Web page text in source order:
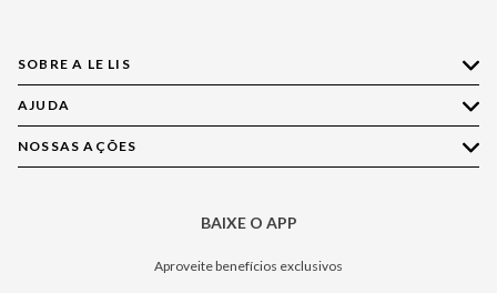
SOBRE A LE LIS
Quem Somos
Nossas Lojas
Política de Privacidade
AJUDA
Compre pelo WhatsApp
Central de Relacionamento
NOSSAS AÇÕES
BAIXE O APP
Aproveite benefícios exclusivos